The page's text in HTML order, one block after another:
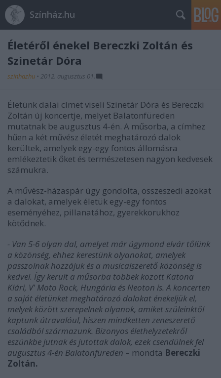
Színház.hu
Életéről énekel Bereczki Zoltán és
Szinetár Dóra
szinhazhu • 2012. augusztus 01.
Életünk dalai címet viseli Szinetár Dóra és Bereczki
Zoltán új koncertje, melyet Balatonfüreden
mutatnak be augusztus 4-én. A műsorba, a címhez
hűen a két művész életét meghatározó dalok
kerültek, amelyek egy-egy fontos állomásra
emlékeztetik őket és természetesen nagyon kedvesek
számukra.
A művész-házaspár úgy gondolta, összeszedi azokat
a dalokat, amelyek életük egy-egy fontos
eseményéhez, pillanatához, gyerekkorukhoz
kötődnek.
- Van 5-6 olyan dal, amelyet már úgymond elvár tőlünk
a közönség, ehhez kerestünk olyanokat, amelyek
passzolnak hozzájuk és a musicalszerető közönség is
kedvel. Így került a műsorba többek között Katona
Klári, V' Moto Rock, Hungária és Neoton is. A koncerten
a saját életünket meghatározó dalokat énekeljük el,
melyek között szerepelnek olyanok, amiket szüleinktől
kaptunk útravalóul, hiszen mindketten zeneszerető
családból származunk. Bizonyos élethelyzetekről
eszünkbe jutnak és jutottak dalok, ezek csendülnek fel
augusztus 4-én Balatonfüreden – mondta Bereczki
Zoltán.